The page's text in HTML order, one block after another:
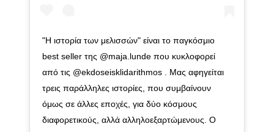
"Η ιστορία των μελισσών" είναι το παγκόσμιο
best seller της @maja.lunde που κυκλοφορεί
από τις @ekdoseisklidarithmos . Μας αφηγείται
τρεις παράλληλες ιστορίες, που συμβαίνουν
όμως σε άλλες εποχές, για δύο κόσμους
διαφορετικούς, αλλά αλληλοεξαρτώμενους. Ο